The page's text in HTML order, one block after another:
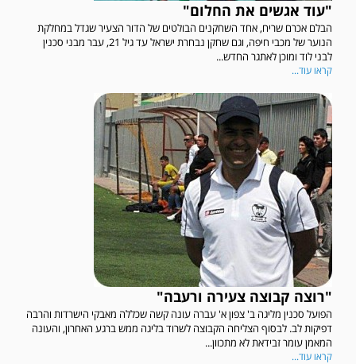
"עוד אגשים את החלום"
הבלם אכרם שריח, אחד השחקנים הבולטים של הדור הצעיר שגדל במחלקת
הנוער של מכבי חיפה, וגם שחקן נבחרת ישראל עד גיל 21, עבר מבני סכנין
לבני לוד ומוכן לאתגר החדש...
קראו עוד...
"רוצה קבוצה צעירה ורעבה"
הפועל סכנין מליגה ב' צפון א' עברה עונה קשה שכללה מאבקי הישרדות והרבה
דפיקות לב. לבסוף הצליחה הקבוצה לשרוד בליגה ממש ברגע האחרון, והעונה
המאמן עומר זבידאת לא מתכוון...
קראו עוד...